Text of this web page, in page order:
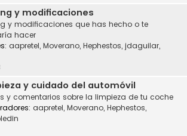
y modificaciones
y modificaciones que has hecho o te
hacer
aapretel, Moverano, Hephestos, jdaguilar,
y cuidado del automóvil
y comentarios sobre la limpieza de tu coche
aapretel, Moverano, Hephestos,